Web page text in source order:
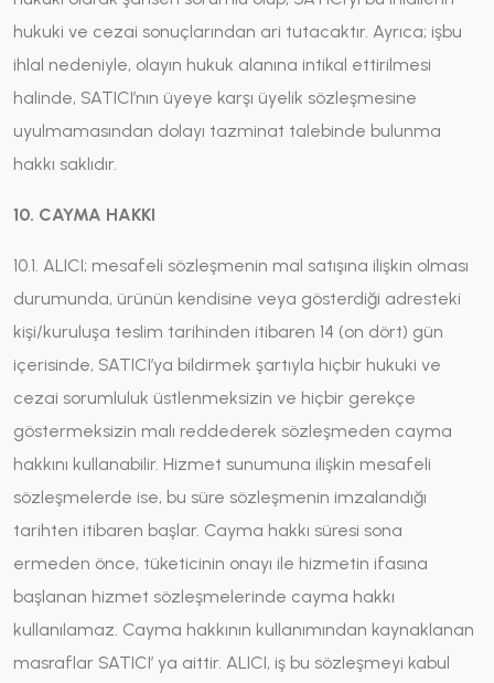
hukuki ve cezai sonuçlarından ari tutacaktır. Ayrıca; işbu
ihlal nedeniyle, olayın hukuk alanına intikal ettirilmesi
halinde, SATICI’nın üyeye karşı üyelik sözleşmesine
uyulmamasından dolayı tazminat talebinde bulunma
hakkı saklıdır.
10. CAYMA HAKKI
10.1. ALICI; mesafeli sözleşmenin mal satışına ilişkin olması
durumunda, ürünün kendisine veya gösterdiği adresteki
kişi/kuruluşa teslim tarihinden itibaren 14 (on dört) gün
içerisinde, SATICI’ya bildirmek şartıyla hiçbir hukuki ve
cezai sorumluluk üstlenmeksizin ve hiçbir gerekçe
göstermeksizin malı reddederek sözleşmeden cayma
hakkını kullanabilir. Hizmet sunumuna ilişkin mesafeli
sözleşmelerde ise, bu süre sözleşmenin imzalandığı
tarihten itibaren başlar. Cayma hakkı süresi sona
ermeden önce, tüketicinin onayı ile hizmetin ifasına
başlanan hizmet sözleşmelerinde cayma hakkı
kullanılamaz. Cayma hakkının kullanımından kaynaklanan
masraflar SATICI’ ya aittir. ALICI, iş bu sözleşmeyi kabul